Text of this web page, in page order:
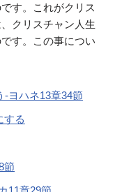
す。これがクリス
クリスチャン人生
す。この事につい
-ヨハネ13章34節
する
節